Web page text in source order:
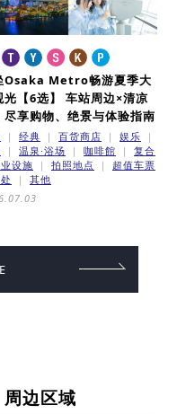
Osaka Metro畅游夏季大
【6选】
车站周边×清凉
尽享购物、绝景与体验指南
经典 百货商店
娱乐
温泉·浴场 咖啡館
复合
设施
拍照地点
超值车票
其他
边区域